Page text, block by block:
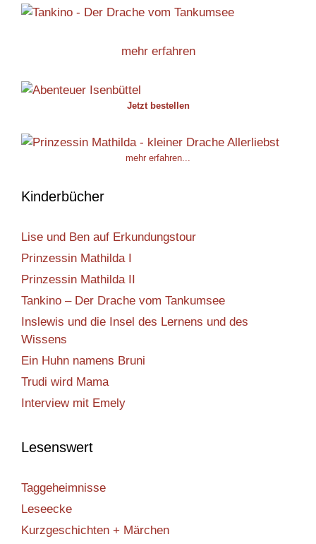
mehr erfahren
Jetzt bestellen
mehr erfahren...
Kinderbücher
Lise und Ben auf Erkundungstour
Prinzessin Mathilda I
Prinzessin Mathilda II
Tankino – Der Drache vom Tankumsee
Inslewis und die Insel des Lernens und des
Wissens
Ein Huhn namens Bruni
Trudi wird Mama
Interview mit Emely
Lesenswert
Taggeheimnisse
Leseecke
Kurzgeschichten + Märchen